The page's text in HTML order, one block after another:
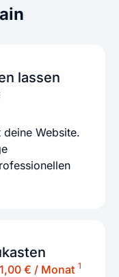
lassen
Website.
€ / Monat 1